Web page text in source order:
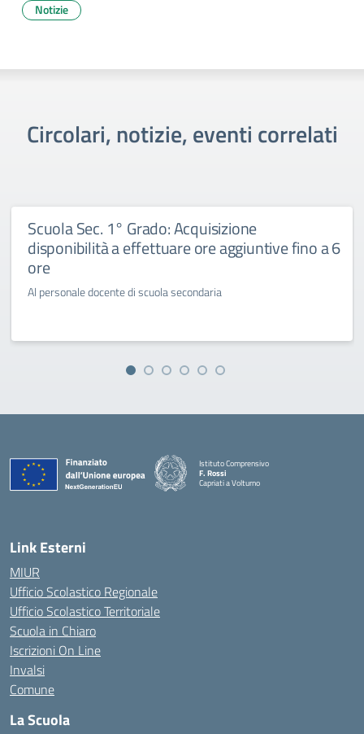
Notizie
Circolari, notizie, eventi correlati
Scuola Sec. 1° Grado: Acquisizione
disponibilità a effettuare ore aggiuntive fino a 6
ore
Al personale docente di scuola secondaria
Istituto Comprensivo
F. Rossi
Capriati a Volturno
— Visita la pagina iniziale della scuola
Link Esterni
MIUR
Ufficio Scolastico Regionale
Ufficio Scolastico Territoriale
Scuola in Chiaro
Iscrizioni On Line
Invalsi
Comune
La Scuola